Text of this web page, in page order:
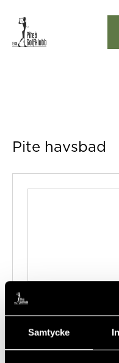
Samtycke
Pite havsbad
Evenemang på denna plats
Notis